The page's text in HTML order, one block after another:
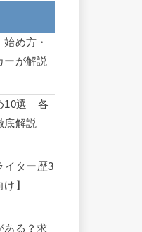
め方・
ーが解説
10選｜各
底解説
イター歴3
】
ある？求